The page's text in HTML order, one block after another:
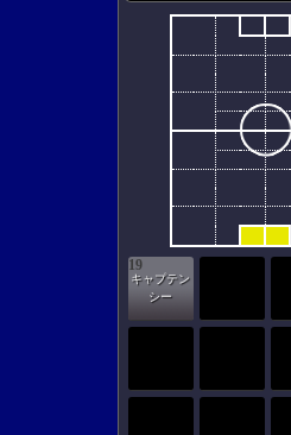
19
キャプテン
シー